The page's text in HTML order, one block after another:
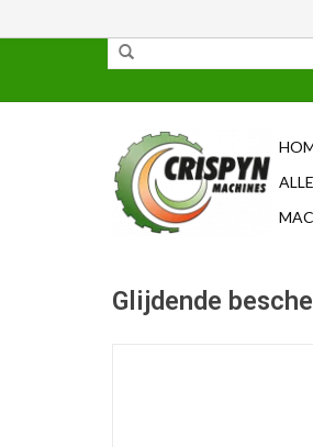
Glijdende
✓ 85% uit voorraad